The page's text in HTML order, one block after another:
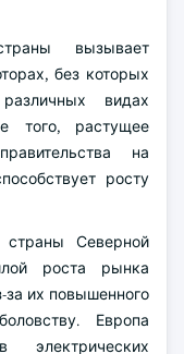
вызывает
без которых
видах
того, растущее
на
росту
Северной
роста рынка
за их повышенного
Европа
электрических